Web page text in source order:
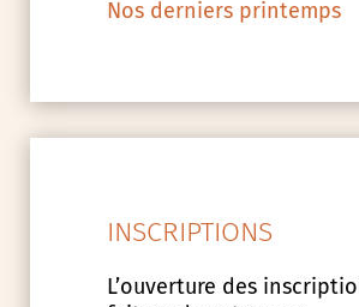
Nos derniers printemps
INSCRIPTIONS
L’ouverture des